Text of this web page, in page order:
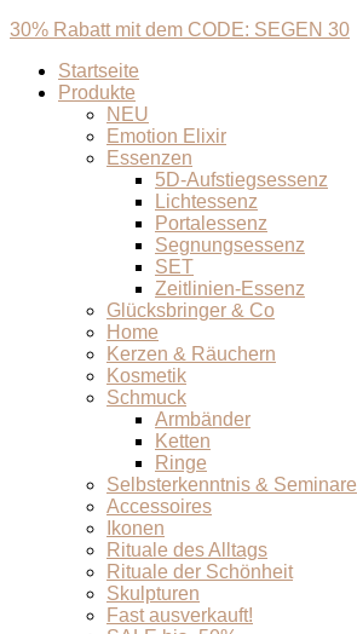
30% Rabatt mit dem CODE: SEGEN 30
Startseite
Produkte
NEU
Emotion Elixir
Essenzen
5D-Aufstiegsessenz
Lichtessenz
Portalessenz
Segnungsessenz
SET
Zeitlinien-Essenz
Glücksbringer & Co
Home
Kerzen & Räuchern
Kosmetik
Schmuck
Armbänder
Ketten
Ringe
Selbsterkenntnis & Seminare
Accessoires
Ikonen
Rituale des Alltags
Rituale der Schönheit
Skulpturen
Fast ausverkauft!